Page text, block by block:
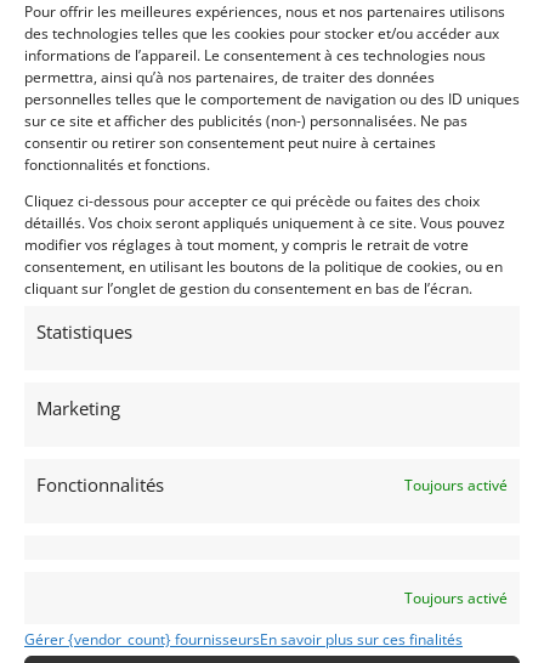
Pour offrir les meilleures expériences, nous et nos partenaires utilisons
des technologies telles que les cookies pour stocker et/ou accéder aux
informations de l’appareil. Le consentement à ces technologies nous
permettra, ainsi qu’à nos partenaires, de traiter des données
personnelles telles que le comportement de navigation ou des ID uniques
sur ce site et afficher des publicités (non-) personnalisées. Ne pas
consentir ou retirer son consentement peut nuire à certaines
fonctionnalités et fonctions.
Cliquez ci-dessous pour accepter ce qui précède ou faites des choix
détaillés. Vos choix seront appliqués uniquement à ce site. Vous pouvez
modifier vos réglages à tout moment, y compris le retrait de votre
consentement, en utilisant les boutons de la politique de cookies, ou en
cliquant sur l’onglet de gestion du consentement en bas de l’écran.
Statistiques
Marketing
Fonctionnalités Toujours activé
Toujours activé
Gérer {vendor_count} fournisseursEn savoir plus sur ces finalités
RENAULT – FORMULE 1 RE60 (1985)[VENDU]
MONACO
30 mai 2017
4 752 vues
1985. Moteur 1492cc V6 TURBO.